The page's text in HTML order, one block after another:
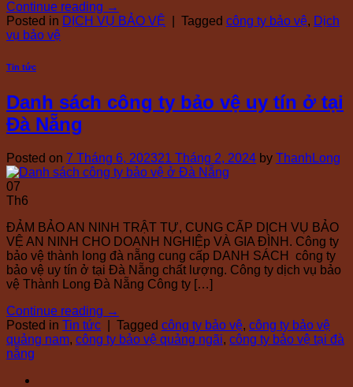
Continue reading →
Posted in DỊCH VỤ BẢO VỆ Tagged công ty bảo vệ, Dịch
vụ bảo vệ
Tin tức
Danh sách công ty bảo vệ uy tín ở tại
Đà Nẵng
Posted on 7 Tháng 6, 202321 Tháng 2, 2024 by ThanhLong
07
Th6
ĐẢM BẢO AN NINH TRẬT TỰ, CUNG CẤP DỊCH VỤ BẢO
VỆ AN NINH CHO DOANH NGHIỆp VÀ GIA ĐÌNH. Công ty
bảo vệ thành long đà nẵng cung cấp DANH SÁCH công ty
bảo vệ uy tín ở tại Đà Nẵng chất lượng. Công ty dịch vụ bảo
vệ Thành Long Đà Nẵng Công ty […]
Continue reading →
Posted in Tin tức Tagged công ty bảo vệ, công ty bảo vệ
quảng nam, công ty bảo vệ quảng ngãi, công ty bảo vệ tại đà
nẵng